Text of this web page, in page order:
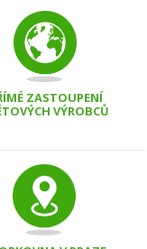
ZASTOUPENÍ
VÝROBCŮ